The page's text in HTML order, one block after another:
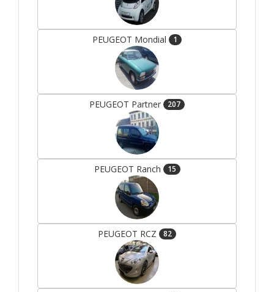
PEUGEOT Mondial 1
PEUGEOT Partner 207
PEUGEOT Ranch 15
PEUGEOT RCZ 82